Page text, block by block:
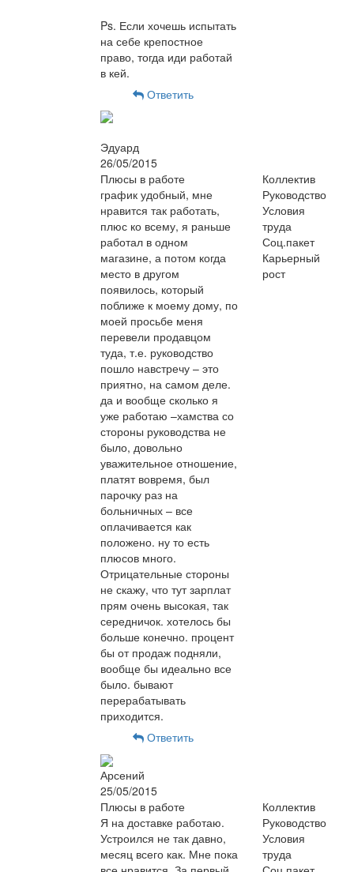
Ps. Если хочешь испытать
на себе крепостное
право, тогда иди работай
в кей.
Ответить
Эдуард
26/05/2015
Плюсы в работе
график удобный, мне
нравится так работать,
плюс ко всему, я раньше
работал в одном
магазине, а потом когда
место в другом
появилось, который
поближе к моему дому, по
моей просьбе меня
перевели продавцом
туда, т.е. руководство
пошло навстречу – это
приятно, на самом деле.
да и вообще сколько я
уже работаю –хамства со
стороны руководства не
было, довольно
уважительное отношение,
платят вовремя, был
парочку раз на
больничных – все
оплачивается как
положено. ну то есть
плюсов много.
Отрицательные стороны
не скажу, что тут зарплат
прям очень высокая, так
середничок. хотелось бы
больше конечно. процент
бы от продаж подняли,
вообще бы идеально все
было. бывают
перерабатывать
приходится.
Коллектив
Руководство
Условия
труда
Соц.пакет
Карьерный
рост
Ответить
Арсений
25/05/2015
Плюсы в работе
Я на доставке работаю.
Устроился не так давно,
месяц всего как. Мне пока
Коллектив
Руководство
Условия
труда